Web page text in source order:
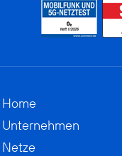
Home
Unternehmen
Netze